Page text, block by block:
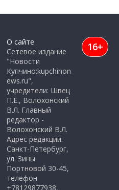
О сайте
Сетевое издание
"Новости
Купчино:kupchinon
ews.ru",
учредители: Швец
П.Е., Волохонский
В.Л. Главный
редактор -
Волохонский В.Л.
Адрес редакции:
Санкт-Петербург,
ул. Зины
Портновой 30-45,
телефон
+78129877938,
16+